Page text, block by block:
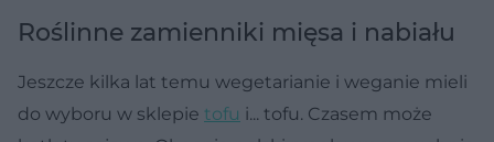
Roślinne zamienniki mięsa i nabiału
Jeszcze kilka lat temu wegetarianie i weganie mieli
do wyboru w sklepie tofu i... tofu. Czasem może